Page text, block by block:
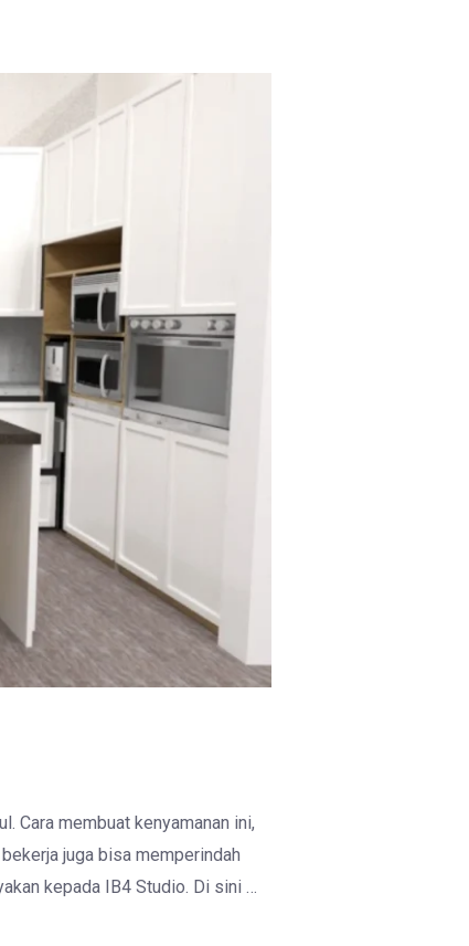
Cara membuat kenyamanan ini,
juga bisa memperindah
kepada IB4 Studio. Di sini …